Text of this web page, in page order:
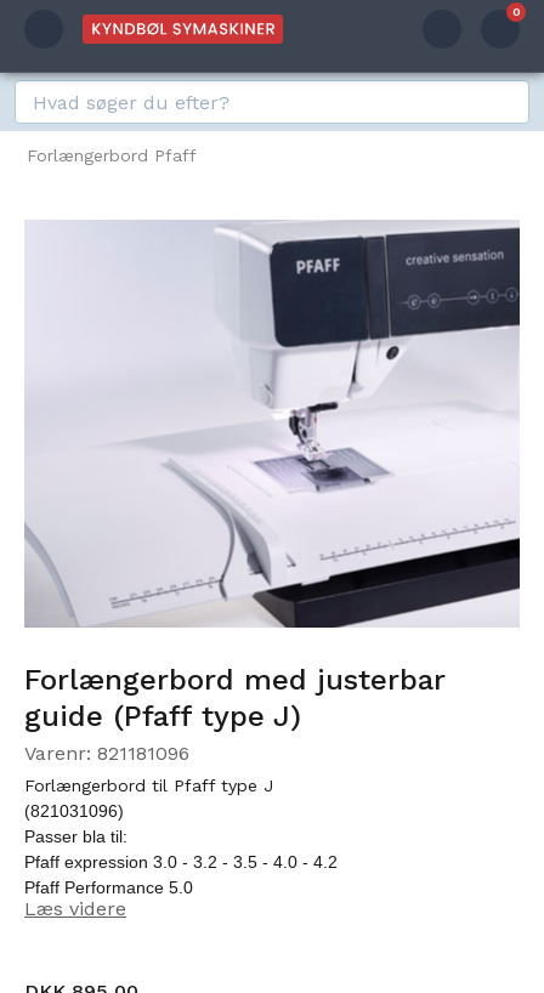
0
Forlængerbord Pfaff
Forlængerbord med justerbar
guide (Pfaff type J)
Varenr: 821181096
Forlængerbord til Pfaff type J
(821031096)
Passer bla til:
Pfaff expression 3.0 - 3.2 - 3.5 - 4.0 - 4.2
Pfaff Performance 5.0
Pfaff Creative 2.0 - 3-0 - 4.5 Vision og Sensation pro.
Læs videre